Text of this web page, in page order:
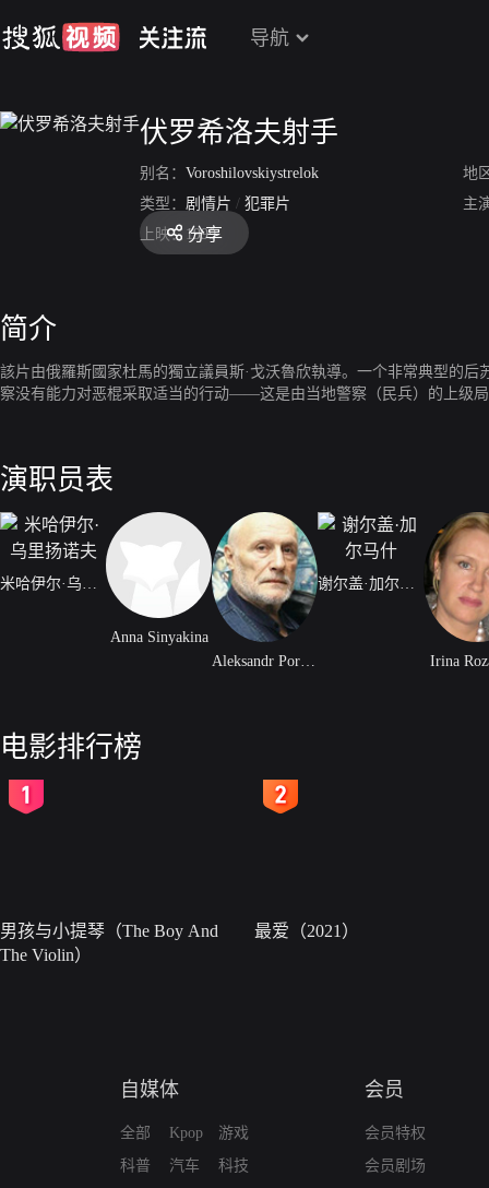
导航
伏罗希洛夫射手
别名： Voroshilovskiystrelok
地
类型： 剧情片 / 犯罪片
主
上映： 1999
分享
简介
該片由俄羅斯國家杜馬的獨立議員斯·戈沃魯欣執導。一个非常典型的
察没有能力对恶棍采取适当的行动——这是由当地警察（民兵）的上级
演职员表
米哈伊尔·乌里扬诺夫
Anna Sinyakina
谢尔盖·加尔马什
Irina
电影排行榜
男孩与小提琴（The Boy And
The Violin）
最爱（2021）
自媒体
全部
科普
Kpop
汽车
游戏
科技
会员
会员特权
会员剧场